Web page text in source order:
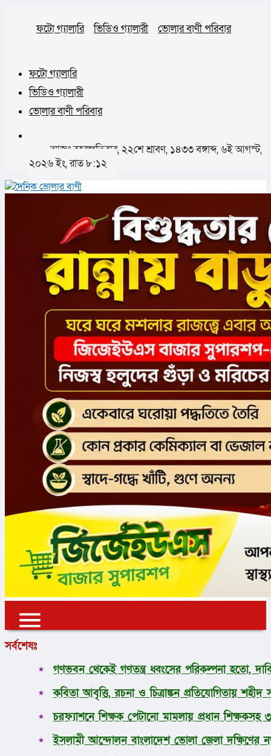
ফটো গ্যালারি ভিডিও গ্যালারী ভোলার বাণী পরিবার
ফটো গ্যালারি
ভিডিও গ্যালারী
ভোলার বাণী পরিবার
আজঃ বৃহস্পতিবার, ২২শে শ্রাবণ, ১৪৩৩ বঙ্গাব্দ, ৬ই আগস্ট,
২০২৬ ইং, রাত ৮:১২
✕✕
প্রচ্ছদ
জাতীয়
আন্তর্জাতিক
অর্থনীতি
রাজনীতি
সর্বশেষঃ
গণভবন থেকেই গণতন্ত্র ধ্বংসের পরিকল্পনা হতো,
কবিতা আবৃত্তি, রচনা ও চিত্রাঙ্কন প্রতিযোগিতায়
চরফ্যাশনে শিক্ষক পেটানো মামলায় প্রধান শিক্ষকসহ
ইসলামী আন্দোলন বাংলাদেশ ভোলা জেলা দক্ষিণের